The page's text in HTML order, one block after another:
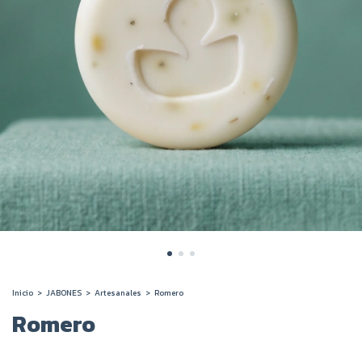
Inicio > JABONES > Artesanales > Romero
Romero